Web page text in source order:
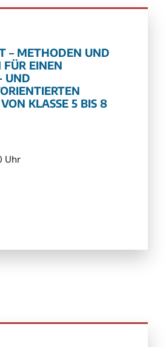
– METHODEN UND
EINEN
UND
KLASSE 5 BIS 8
Uhr